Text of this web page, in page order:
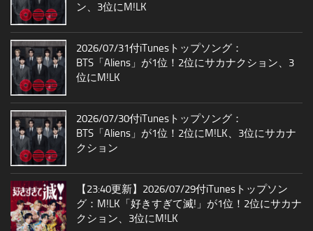
ン、3位にM!LK
2026/07/31付iTunesトップソング：
BTS「Aliens」が1位！2位にサカナクション、3
位にM!LK
2026/07/30付iTunesトップソング：
BTS「Aliens」が1位！2位にM!LK、3位にサカナ
クション
【23:40更新】2026/07/29付iTunesトップソン
グ：M!LK「好きすぎて滅!」が1位！2位にサカナ
クション、3位にM!LK